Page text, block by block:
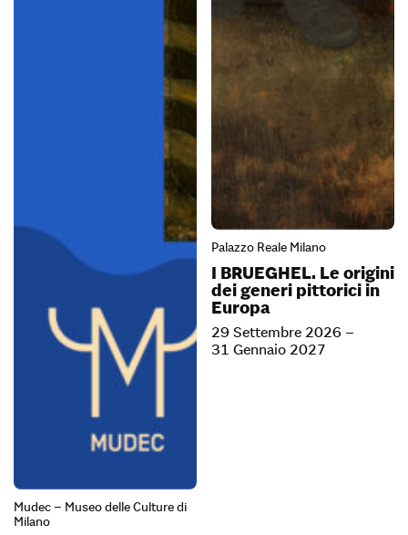
Mudec – Museo delle Culture di
Milano
Palazzo Reale Milano
I BRUEGHEL. Le origini
dei generi pittorici in
Europa
29 Settembre 2026 –
31 Gennaio 2027